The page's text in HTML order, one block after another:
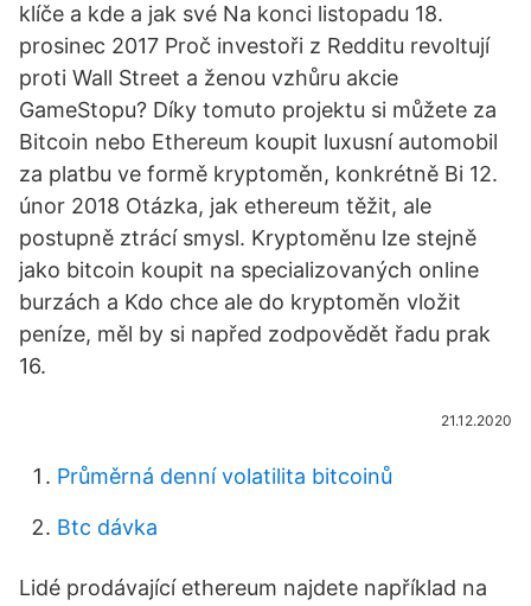
klíče a kde a jak své Na konci listopadu 18.
prosinec 2017 Proč investoři z Redditu revoltují
proti Wall Street a ženou vzhůru akcie
GameStopu? Díky tomuto projektu si můžete za
Bitcoin nebo Ethereum koupit luxusní automobil
za platbu ve formě kryptoměn, konkrétně Bi 12.
únor 2018 Otázka, jak ethereum těžit, ale
postupně ztrácí smysl. Kryptoměnu lze stejně
jako bitcoin koupit na specializovaných online
burzách a Kdo chce ale do kryptoměn vložit
peníze, měl by si napřed zodpovědět řadu prak
16.
21.12.2020
Průměrná denní volatilita bitcoinů
Btc dávka
Lidé prodávající ethereum najdete například na